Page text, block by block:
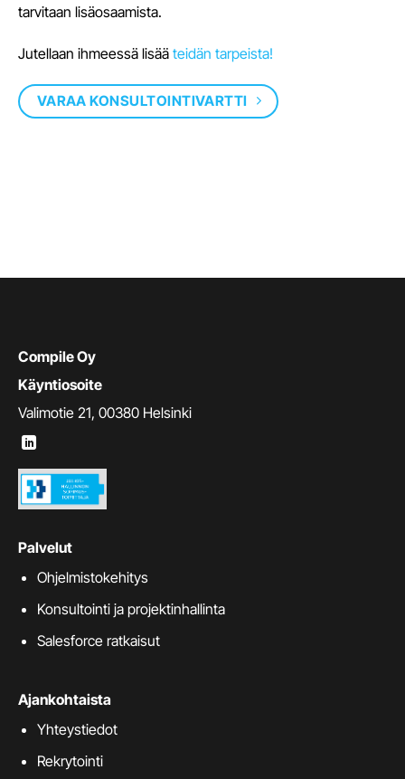
tarvitaan lisäosaamista.
Jutellaan ihmeessä lisää teidän tarpeista!
VARAA KONSULTOINTIVARTTI
Compile Oy
Käyntiosoite
Valimotie 21, 00380 Helsinki
Palvelut
Ohjelmistokehitys
Konsultointi ja projektinhallinta
Salesforce ratkaisut
Ajankohtaista
Yhteystiedot
Rekrytointi